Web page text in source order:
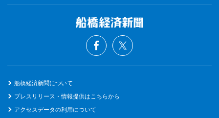
船橋経済新聞について
プレスリリース・情報提供はこちらから
アクセスデータの利用について